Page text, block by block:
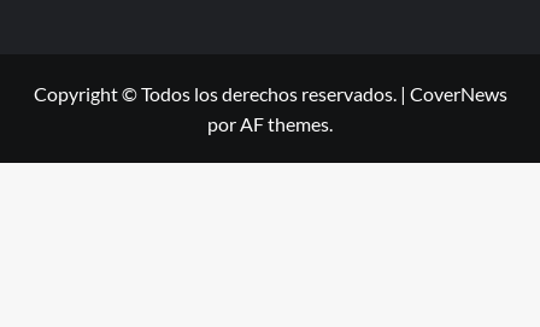
Copyright © Todos los derechos reservados. | CoverNews
por AF themes.